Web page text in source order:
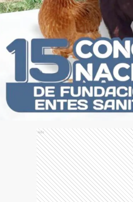
Ads